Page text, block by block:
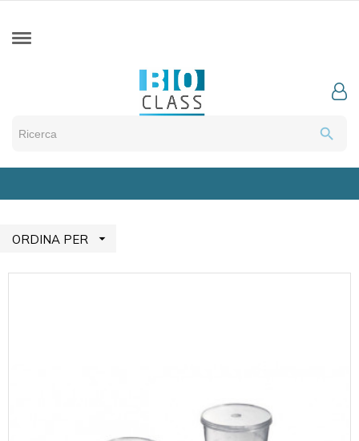
search
ORDINA PER 